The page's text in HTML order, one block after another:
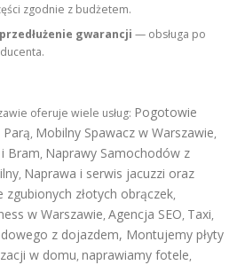
zgodnie z budżetem.
gwarancji — obsługa po
oferuje wiele usług: Pogotowie
Parą, Mobilny Spawacz w Warszawie,
Bram, Naprawy Samochodów z
, Naprawa i serwis jacuzzi oraz
zgubionych złotych obrączek,
w Warszawie, Agencja SEO, Taxi,
z dojazdem, Montujemy płyty
w domu, naprawiamy fotele,